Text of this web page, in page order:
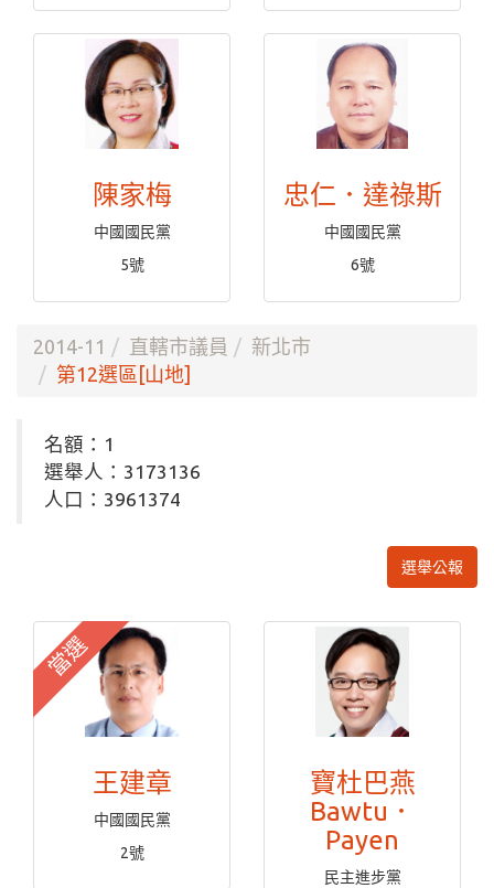
陳家梅
中國國民黨
5號
忠仁．達祿斯
中國國民黨
6號
2014-11 直轄市議員
新北市
第12選區[山地]
名額：1
選舉人：3173136
人口：3961374
選舉公報
當選
王建章
中國國民黨
2號
寶杜巴燕
Bawtu．
Payen
民主進步黨